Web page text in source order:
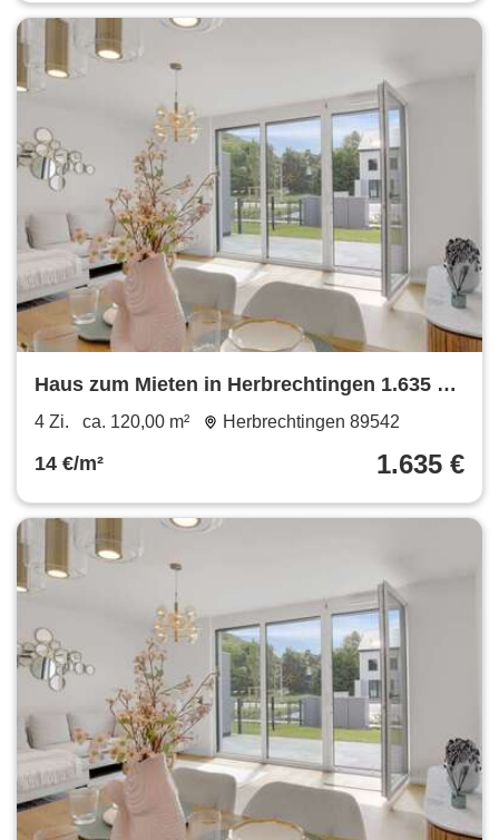
Haus zum Mieten in Herbrechtingen 1.635 €
120 m²
4 Zi. ca. 120,00 m² Herbrechtingen 89542
14 €/m² 1.635 €